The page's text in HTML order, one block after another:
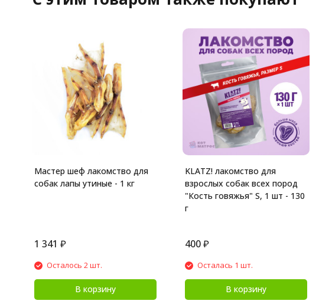
Мастер шеф лакомство для
собак лапы утиные - 1 кг
1 341 ₽
Осталось 2 шт.
В корзину
KLATZ! лакомство для
взрослых собак всех пород
"Кость говяжья" S, 1 шт - 130
г
400₽
Осталась 1 шт.
В корзину